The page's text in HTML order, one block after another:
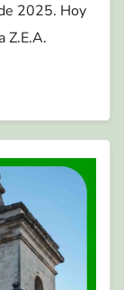
2025. Hoy
Z.E.A.